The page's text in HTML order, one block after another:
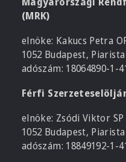
(MRK)
elnöke: Kakucs Petra
1052 Budapest,
adószám: 18064890-1-
Férfi
elnöke: Zsódi Viktor SP
1052 Budapest,
adószám: 18849192-1-